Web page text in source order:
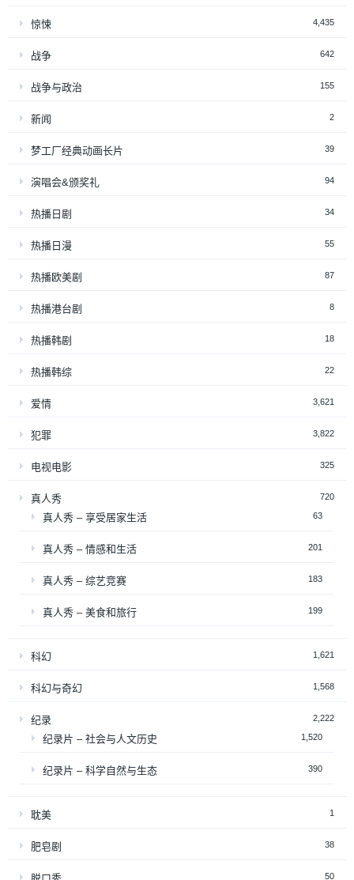
惊悚 4,435
战争 642
战争与政治 155
新闻 2
梦工厂经典动画长片 39
演唱会&颁奖礼 94
热播日剧 34
热播日漫 55
热播欧美剧 87
热播港台剧 8
热播韩剧 18
热播韩综 22
爱情 3,621
犯罪 3,822
电视电影 325
真人秀 720
真人秀 – 享受居家生活 63
真人秀 – 情感和生活 201
真人秀 – 综艺竞赛 183
真人秀 – 美食和旅行 199
科幻 1,621
科幻与奇幻 1,568
纪录 2,222
纪录片 – 社会与人文历史 1,520
纪录片 – 科学自然与生态 390
耽美 1
肥皂剧 38
50